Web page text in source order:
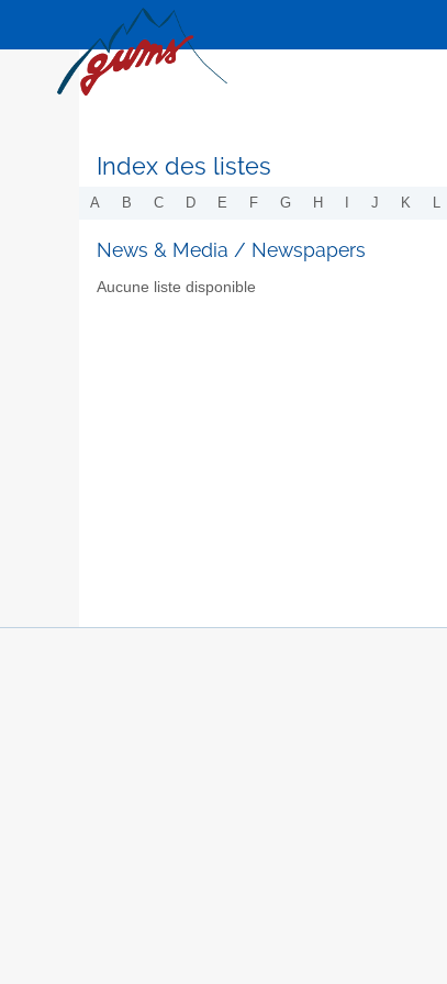
Index des listes
A B C D E F G H J K L
News & Media / Newspapers
Aucune liste disponible